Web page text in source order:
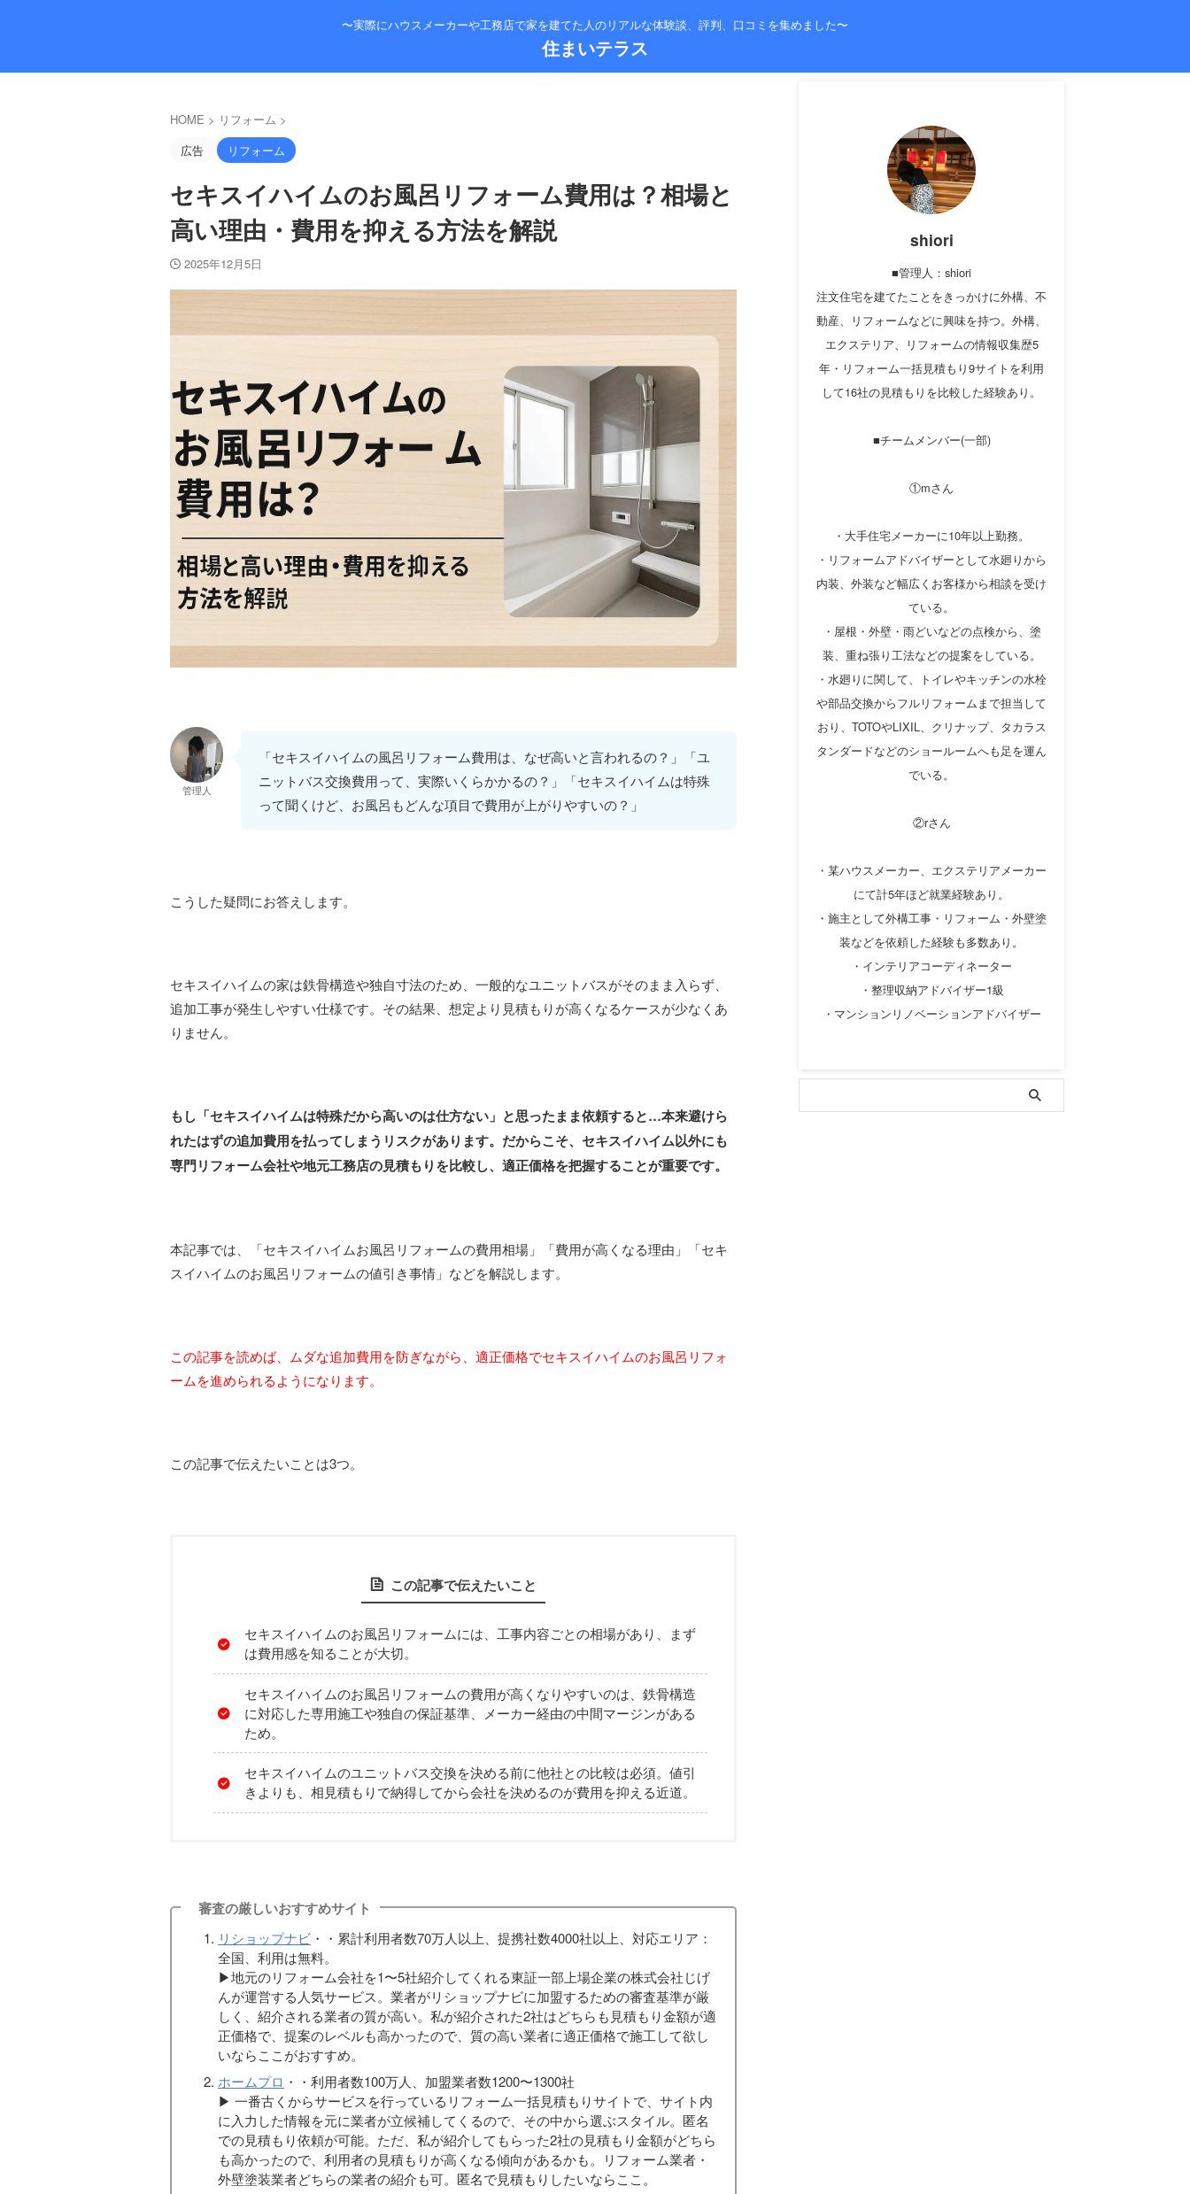
〜実際にハウスメーカーや工務店で家を建てた人のリアルな体験談、評判、口コミを集めました〜
住まいテラス
HOME > リフォーム >
広告
リフォーム
セキスイハイムのお風呂リフォーム費用は？相場と
高い理由・費用を抑える方法を解説
2025年12月5日
管理人
「セキスイハイムの風呂リフォーム費用は、なぜ高いと言われるの？」「ユ
ニットバス交換費用って、実際いくらかかるの？」「セキスイハイムは特殊
って聞くけど、お風呂もどんな項目で費用が上がりやすいの？」
こうした疑問にお答えします。
セキスイハイムの家は鉄骨構造や独自寸法のため、一般的なユニットバスがそのまま入らず、
追加工事が発生しやすい仕様です。その結果、想定より見積もりが高くなるケースが少なくあ
りません。
もし「セキスイハイムは特殊だから高いのは仕方ない」と思ったまま依頼すると…本来避けら
れたはずの追加費用を払ってしまうリスクがあります。だからこそ、セキスイハイム以外にも
専門リフォーム会社や地元工務店の見積もりを比較し、適正価格を把握することが重要です。
本記事では、「セキスイハイムお風呂リフォームの費用相場」「費用が高くなる理由」「セキ
スイハイムのお風呂リフォームの値引き事情」などを解説します。
この記事を読めば、ムダな追加費用を防ぎながら、適正価格でセキスイハイムのお風呂リフォ
ームを進められるようになります。
この記事で伝えたいことは3つ。
この記事で伝えたいこと
セキスイハイムのお風呂リフォームには、工事内容ごとの相場があり、まず
は費用感を知ることが大切。
セキスイハイムのお風呂リフォームの費用が高くなりやすいのは、鉄骨構造
に対応した専用施工や独自の保証基準、メーカー経由の中間マージンがある
ため。
セキスイハイムのユニットバス交換を決める前に他社との比較は必須。値引
きよりも、相見積もりで納得してから会社を決めるのが費用を抑える近道。
審査の厳しいおすすめサイト
リショップナビ ・・累計利用者数70万人以上、提携社数4000社以上、対応エリア：
全国、利用は無料。
▶︎地元のリフォーム会社を1〜5社紹介してくれる東証一部上場企業の株式会社じげ
んが運営する人気サービス。業者がリショップナビに加盟するための審査基準が厳
しく、紹介される業者の質が高い。私が紹介された2社はどちらも見積もり金額が適
正価格で、提案のレベルも高かったので、質の高い業者に適正価格で施工して欲し
いならここがおすすめ。
ホームプロ ・・利用者数100万人、加盟業者数1200〜1300社
▶︎ 一番古くからサービスを行っているリフォーム一括見積もりサイトで、サイト内
に入力した情報を元に業者が立候補してくるので、その中から選ぶスタイル。匿名
での見積もり依頼が可能。ただ、私が紹介してもらった2社の見積もり金額がどちら
も高かったので、利用者の見積もりが高くなる傾向があるかも。リフォーム業者・
外壁塗装業者どちらの業者の紹介も可。匿名で見積もりしたいならここ。
shiori
■管理人：shiori
注文住宅を建てたことをきっかけに外構、不
動産、リフォームなどに興味を持つ。外構、
エクステリア、リフォームの情報収集歴5
年・リフォーム一括見積もり9サイトを利用
して16社の見積もりを比較した経験あり。
■チームメンバー(一部)
①mさん
・大手住宅メーカーに10年以上勤務。
・リフォームアドバイザーとして水廻りから
内装、外装など幅広くお客様から相談を受け
ている。
・屋根・外壁・雨どいなどの点検から、塗
装、重ね張り工法などの提案をしている。
・水廻りに関して、トイレやキッチンの水栓
や部品交換からフルリフォームまで担当して
おり、TOTOやLIXIL、クリナップ、タカラス
タンダードなどのショールームへも足を運ん
でいる。
②rさん
・某ハウスメーカー、エクステリアメーカー
にて計5年ほど就業経験あり。
・施主として外構工事・リフォーム・外壁塗
装などを依頼した経験も多数あり。
・インテリアコーディネーター
・整理収納アドバイザー1級
・マンションリノベーションアドバイザー